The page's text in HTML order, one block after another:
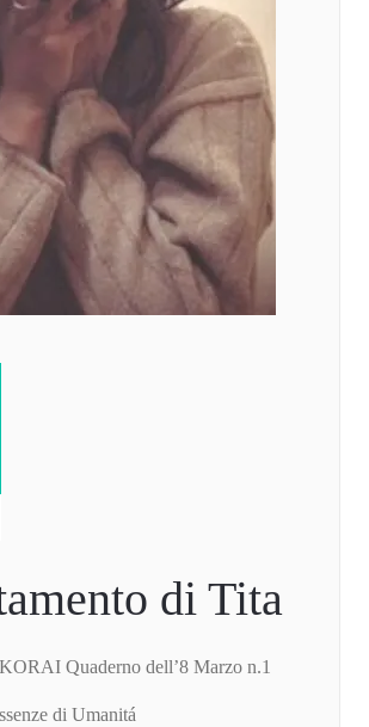
di Tita
Quaderno dell’8 Marzo n.1
di Umanitá